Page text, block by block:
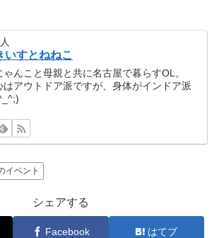
いすとねねこ
ゃんこと母親と共に名古屋で暮らすOL。
はアウトドア派ですが、身体がインドア派
イベント
シェアする
Facebook はてブ